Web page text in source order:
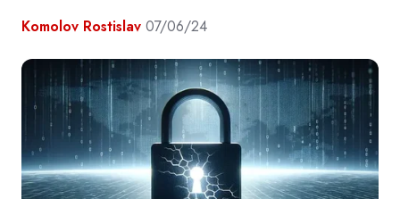
Komolov Rostislav 07/06/24